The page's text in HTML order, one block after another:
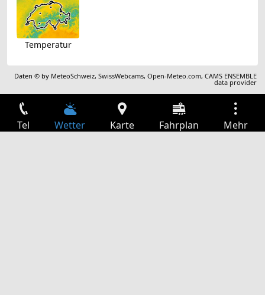
Temperatur
Daten © by MeteoSchweiz,SwissWebcams,Open-Meteo.com,CAMS ENSEMBLE
data provider
Tel Wetter Karte Fahrplan Mehr